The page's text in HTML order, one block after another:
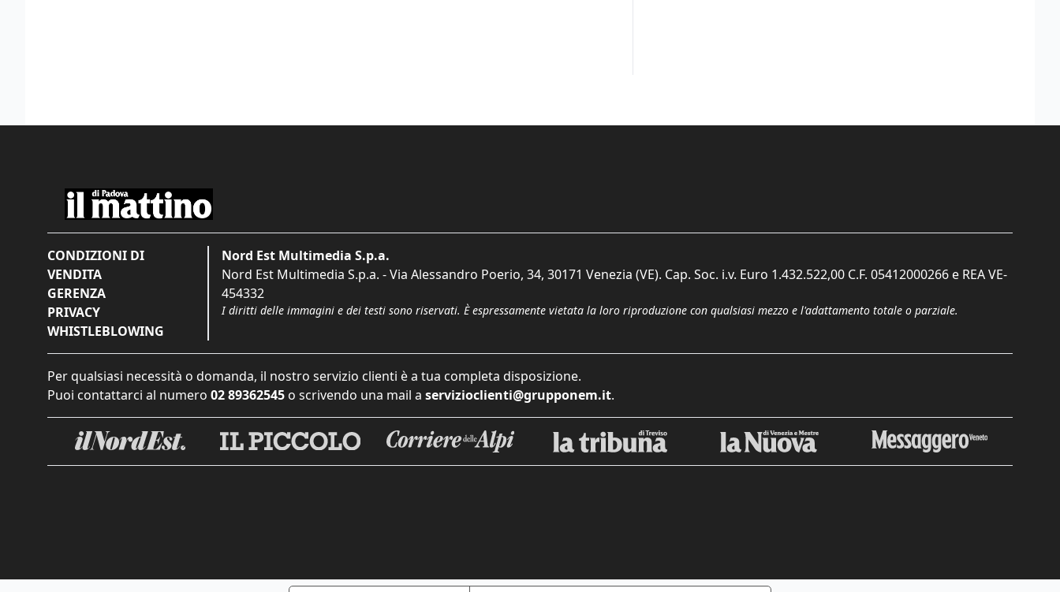
CONDIZIONI DI
VENDITA
GERENZA
PRIVACY
WHISTLEBLOWING
Nord Est Multimedia S.p.a.
Nord Est Multimedia S.p.a. - Via Alessandro Poerio, 34, 30171 Venezia (VE). Cap. Soc. i.v. Euro 1.432.522,00 C.F. 05412000266 e REA VE-
454332
I diritti delle immagini e dei testi sono riservati. È espressamente vietata la loro riproduzione con qualsiasi mezzo e l'adattamento totale o parziale.
Per qualsiasi necessità o domanda, il nostro servizio clienti è a tua completa disposizione.
Puoi contattarci al numero 02 89362545 o scrivendo una mail a servizioclienti@grupponem.it.